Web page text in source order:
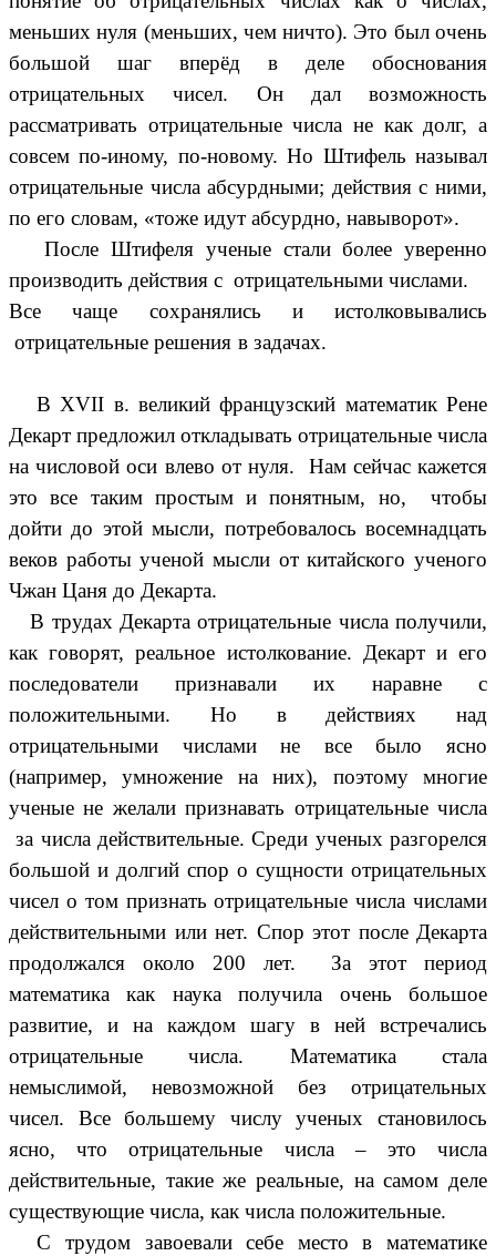
меньших нуля (меньших, чем ничто). Это был очень
большой шаг вперёд в деле обоснования
отрицательных чисел. Он дал возможность
рассматривать отрицательные числа не как долг, а
совсем по-иному, по-новому. Но Штифель называл
отрицательные числа абсурдными; действия с ними,
по его словам, «тоже идут абсурдно, навыворот».
После Штифеля ученые стали более уверенно
производить действия с отрицательными числами.
Все чаще сохранялись и истолковывались
отрицательные решения в задачах.
В XVII в. великий французский математик Рене
Декарт предложил откладывать отрицательные числа
на числовой оси влево от нуля. Нам сейчас кажется
это все таким простым и понятным, но, чтобы
дойти до этой мысли, потребовалось восемнадцать
веков работы ученой мысли от китайского ученого
Чжан Цаня до Декарта.
В трудах Декарта отрицательные числа получили,
как говорят, реальное истолкование. Декарт и его
последователи признавали их наравне с
положительными. Но в действиях над
отрицательными числами не все было ясно
(например, умножение на них), поэтому многие
ученые не желали признавать отрицательные числа
за числа действительные. Среди ученых разгорелся
большой и долгий спор о сущности отрицательных
чисел о том признать отрицательные числа числами
действительными или нет. Спор этот после Декарта
продолжался около 200 лет. За этот период
математика как наука получила очень большое
развитие, и на каждом шагу в ней встречались
отрицательные числа. Математика стала
немыслимой, невозможной без отрицательных
чисел. Все большему числу ученых становилось
ясно, что отрицательные числа – это числа
действительные, такие же реальные, на самом деле
существующие числа, как числа положительные.
С трудом завоевали себе место в математике